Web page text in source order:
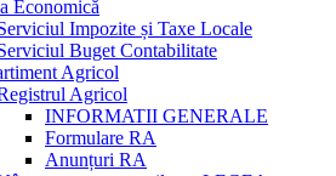
Economică
Impozite și Taxe Locale
Buget Contabilitate
Agricol
Agricol
INFORMATII GENERALE
Formulare RA
Anunțuri RA